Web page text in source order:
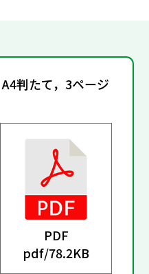
A4判たて，3ページ
PDF
pdf/78.2KB